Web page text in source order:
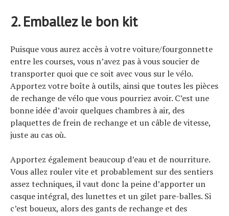
2. Emballez le bon kit
Puisque vous aurez accès à votre voiture/fourgonnette
entre les courses, vous n’avez pas à vous soucier de
transporter quoi que ce soit avec vous sur le vélo.
Apportez votre boîte à outils, ainsi que toutes les pièces
de rechange de vélo que vous pourriez avoir. C’est une
bonne idée d’avoir quelques chambres à air, des
plaquettes de frein de rechange et un câble de vitesse,
juste au cas où.
Apportez également beaucoup d’eau et de nourriture.
Vous allez rouler vite et probablement sur des sentiers
assez techniques, il vaut donc la peine d’apporter un
casque intégral, des lunettes et un gilet pare-balles. Si
c’est boueux, alors des gants de rechange et des